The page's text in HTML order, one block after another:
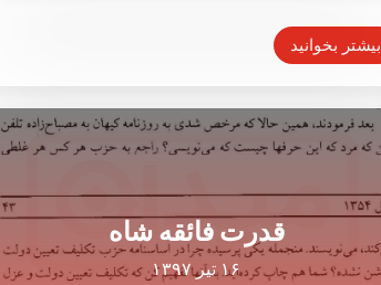
بیشتر بخوانید
قدرت فائقه شاه
۱۶ تیر ۱۳۹۷